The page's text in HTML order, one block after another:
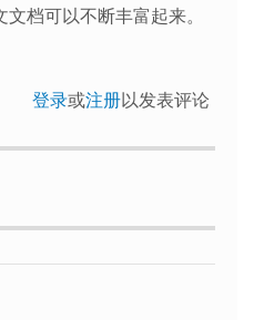
档可以不断丰富起来。
登录或注册以发表评论